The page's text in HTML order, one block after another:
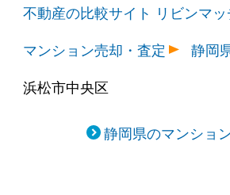
不動産の比較サイト リビンマッ
マンション売却・査定
静岡
浜松市中央区
静岡県のマンショ